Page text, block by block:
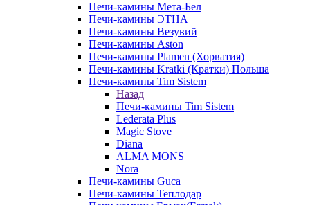
Печи-камины Мета-Бел
Печи-камины ЭТНА
Печи-камины Везувий
Печи-камины Aston
Печи-камины Plamen (Хорватия)
Печи-камины Kratki (Кратки) Польша
Печи-камины Tim Sistem
Назад
Печи-камины Tim Sistem
Lederata Plus
Magic Stove
Diana
ALMA MONS
Nora
Печи-камины Guca
Печи-камины Теплодар